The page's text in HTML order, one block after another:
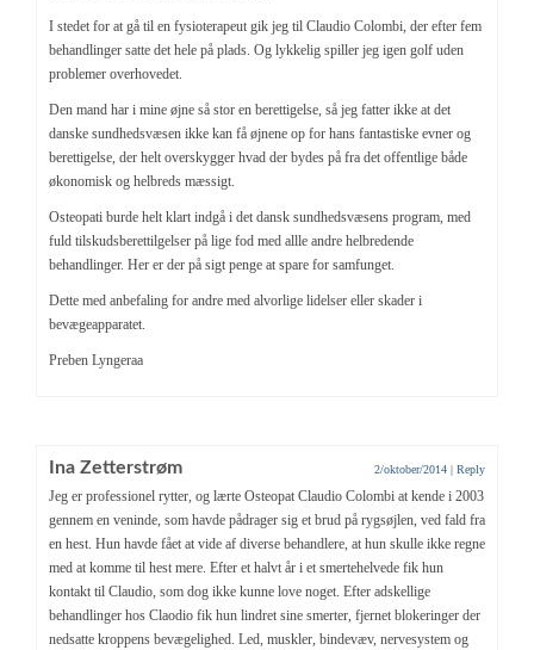
I stedet for at gå til en fysioterapeut gik jeg til Claudio Colombi, der efter fem
behandlinger satte det hele på plads. Og lykkelig spiller jeg igen golf uden
problemer overhovedet.
Den mand har i mine øjne så stor en berettigelse, så jeg fatter ikke at det
danske sundhedsvæsen ikke kan få øjnene op for hans fantastiske evner og
berettigelse, der helt overskygger hvad der bydes på fra det offentlige både
økonomisk og helbreds mæssigt.
Osteopati burde helt klart indgå i det dansk sundhedsvæsens program, med
fuld tilskudsberettilgelser på lige fod med allle andre helbredende
behandlinger. Her er der på sigt penge at spare for samfunget.
Dette med anbefaling for andre med alvorlige lidelser eller skader i
bevægeapparatet.
Preben Lyngeraa
Ina Zetterstrøm 2/oktober/2014 | Reply
Jeg er professionel rytter, og lærte Osteopat Claudio Colombi at kende i 2003
gennem en veninde, som havde pådrager sig et brud på rygsøjlen, ved fald fra
en hest. Hun havde fået at vide af diverse behandlere, at hun skulle ikke regne
med at komme til hest mere. Efter et halvt år i et smertehelvede fik hun
kontakt til Claudio, som dog ikke kunne love noget. Efter adskellige
behandlinger hos Claodio fik hun lindret sine smerter, fjernet blokeringer der
nedsatte kroppens bevægelighed. Led, muskler, bindevæv, nervesystem og